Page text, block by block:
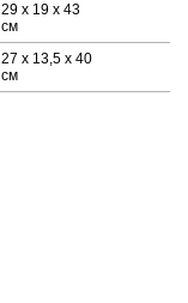
29 x 19 x 43
см
27 x 13,5 x 40
см